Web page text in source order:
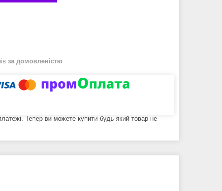
за домовленістю
Тепер ви можете купити будь-який товар не